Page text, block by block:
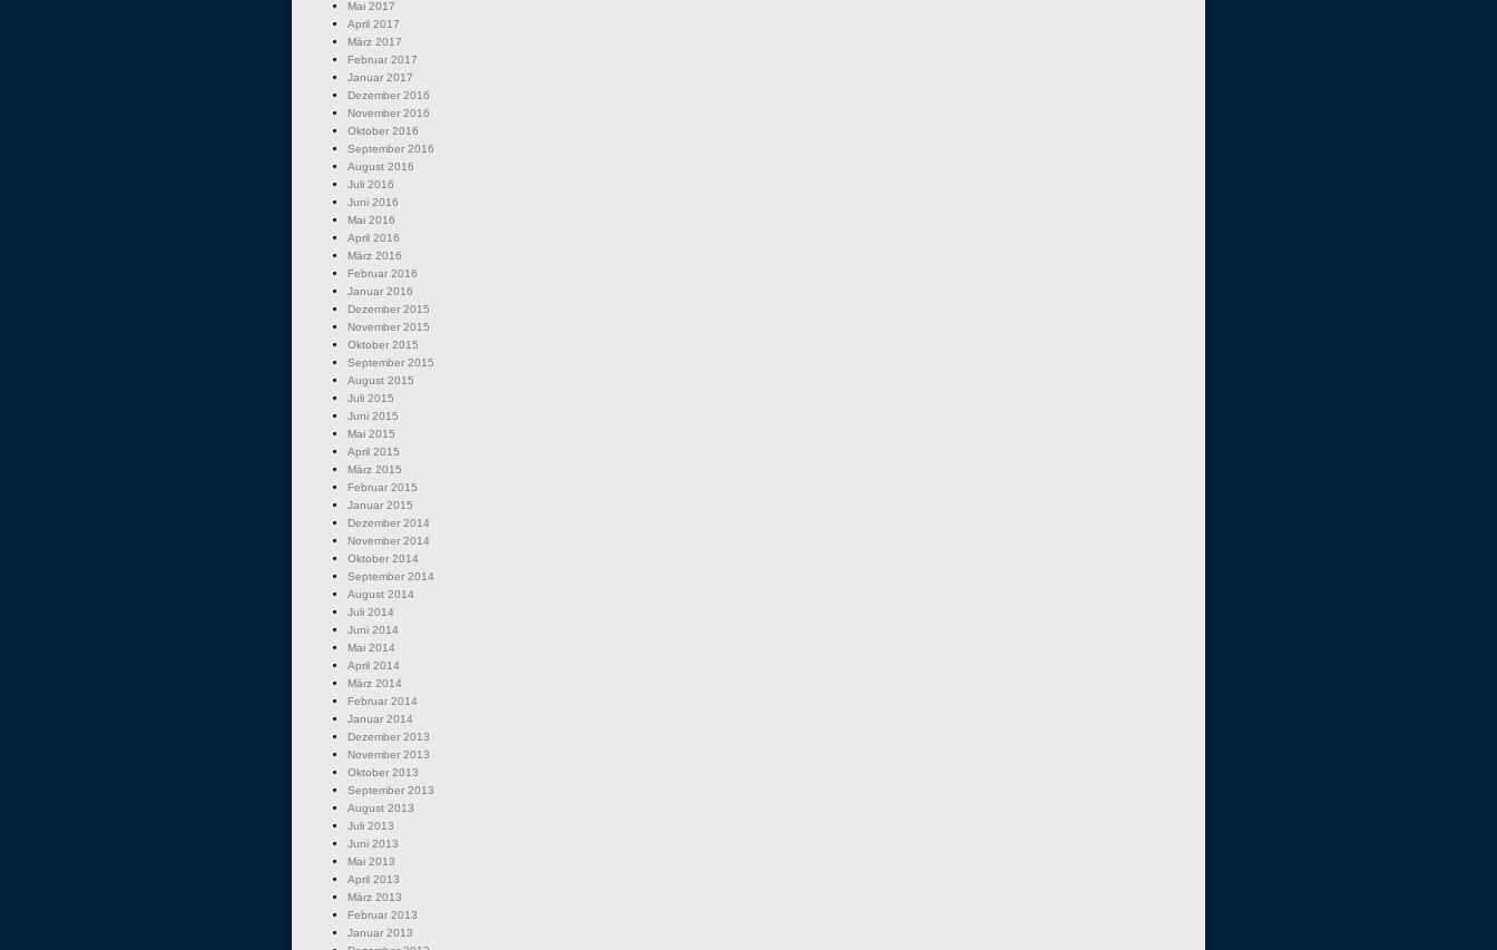
Mai 2017
April 2017
März 2017
Februar 2017
Januar 2017
Dezember 2016
November 2016
Oktober 2016
September 2016
August 2016
Juli 2016
Juni 2016
Mai 2016
April 2016
März 2016
Februar 2016
Januar 2016
Dezember 2015
November 2015
Oktober 2015
September 2015
August 2015
Juli 2015
Juni 2015
Mai 2015
April 2015
März 2015
Februar 2015
Januar 2015
Dezember 2014
November 2014
Oktober 2014
September 2014
August 2014
Juli 2014
Juni 2014
Mai 2014
April 2014
März 2014
Februar 2014
Januar 2014
Dezember 2013
November 2013
Oktober 2013
September 2013
August 2013
Juli 2013
Juni 2013
Mai 2013
April 2013
März 2013
Februar 2013
Januar 2013